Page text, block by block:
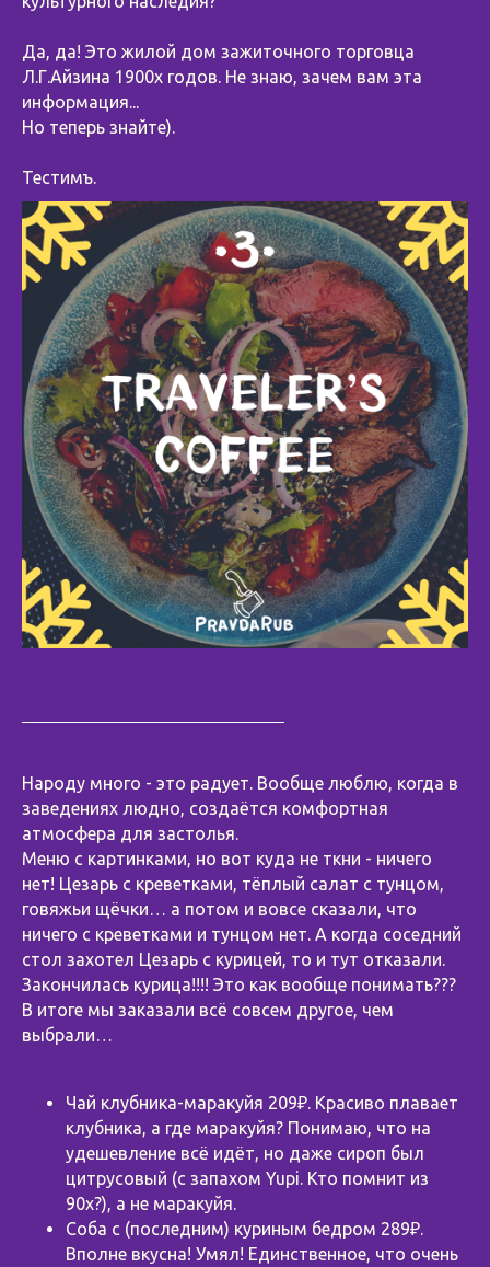
Да, да! Это жилой дом зажиточного торговца
Л.Г.Айзина 1900х годов. Не знаю, зачем вам эта
информация...
Но теперь знайте).
Тестимъ.
Народу много - это радует. Вообще люблю, когда в
заведениях людно, создаётся комфортная
атмосфера для застолья.
Меню с картинками, но вот куда не ткни - ничего
нет! Цезарь с креветками, тёплый салат с тунцом,
говяжьи щёчки… а потом и вовсе сказали, что
ничего с креветками и тунцом нет. А когда соседний
стол захотел Цезарь с курицей, то и тут отказали.
Закончилась курица!!!! Это как вообще понимать???
В итоге мы заказали всё совсем другое, чем
выбрали…
Чай клубника-маракуйя 209₽. Красиво плавает
клубника, а где маракуйя? Понимаю, что на
удешевление всё идёт, но даже сироп был
цитрусовый (с запахом Yupi. Кто помнит из
90х?), а не маракуйя.
Соба с (последним) куриным бедром 289₽.
Вполне вкусна! Умял! Единственное, что очень